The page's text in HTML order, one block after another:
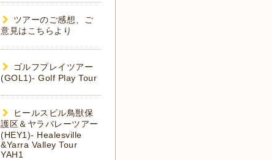
ツアーのご感想、ご
意見はこちらより
ゴルフプレイツアー
(GOL1)- Golf Play Tour
ヒールスビル鳥獣保
護区＆ヤラバレーツアー
(HEY1)- Healesville
&Yarra Valley Tour
YAH1